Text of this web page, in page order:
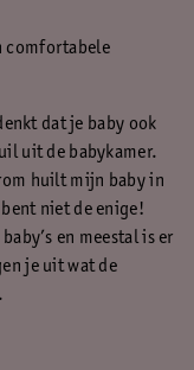
comfortabele
dat je baby ook
uit de babykamer.
huilt mijn baby in
niet de enige!
en meestal is er
je uit wat de